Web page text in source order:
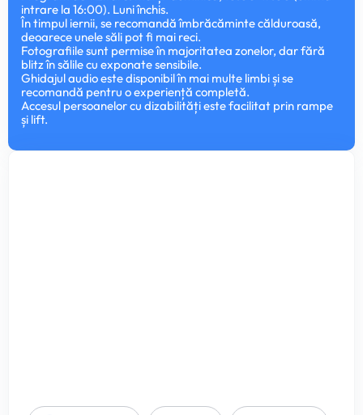
intrare la 16:00). Luni închis.
În timpul iernii, se recomandă îmbrăcăminte călduroasă,
deoarece unele săli pot fi mai reci.
Fotografiile sunt permise în majoritatea zonelor, dar fără
blitz în sălile cu exponate sensibile.
Ghidajul audio este disponibil în mai multe limbi și se
recomandă pentru o experiență completă.
Accesul persoanelor cu dizabilități este facilitat prin rampe
și lift.